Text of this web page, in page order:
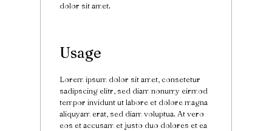
dolor sit amet.
Usage
Lorem ipsum dolor sit amet, consetetur
sadipscing elitr, sed diam nonumy eirmod
tempor invidunt ut labore et dolore magna
aliquyam erat, sed diam voluptua. At vero
eos et accusam et justo duo dolores et ea